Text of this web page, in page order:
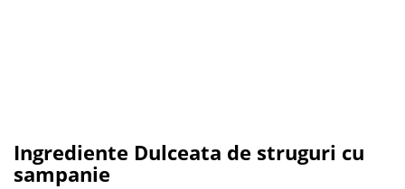
Ingrediente Dulceata de struguri cu
sampanie